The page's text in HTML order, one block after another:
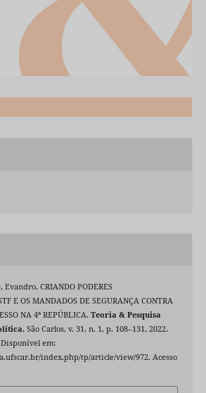
Evandro. CRIANDO PODERES
E OS MANDADOS DE SEGURANÇA CONTRA
NA 4ª REPÚBLICA. Teoria & Pesquisa
, São Carlos, v. 31, n. 1, p. 108–131, 2022.
Disponível em:
index.php/tp/article/view/972. Acesso